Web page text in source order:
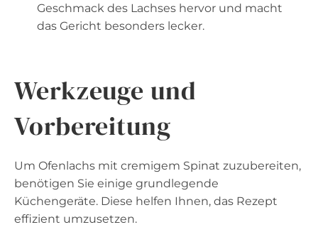
Geschmack des Lachses hervor und macht
das Gericht besonders lecker.
Werkzeuge und
Vorbereitung
Um Ofenlachs mit cremigem Spinat zuzubereiten,
benötigen Sie einige grundlegende
Küchengeräte. Diese helfen Ihnen, das Rezept
effizient umzusetzen.